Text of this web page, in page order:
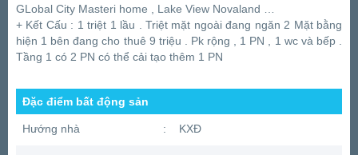
GLobal City Masteri home , Lake View Novaland …
+ Kết Cấu : 1 triệt 1 lầu . Triệt mặt ngoài đang ngăn 2 Mặt bằng
hiện 1 bên đang cho thuê 9 triệu . Pk rộng , 1 PN , 1 wc và bếp .
Tầng 1 có 2 PN có thể cải tạo thêm 1 PN
Đặc điểm bất động sản
Hướng nhà : KXĐ